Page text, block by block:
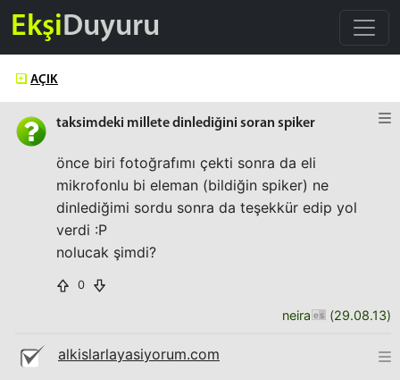
EkşiDuyuru
AÇIK
taksimdeki millete dinlediğini soran spiker
önce biri fotoğrafımı çekti sonra da eli
mikrofonlu bi eleman (bildiğin spiker) ne
dinlediğimi sordu sonra da teşekkür edip yol
verdi :P
nolucak şimdi?
0
neira (29.08.13)
alkislarlayasiyorum.com